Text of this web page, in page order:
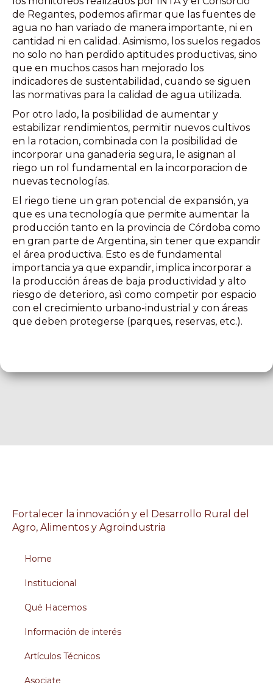
de Regantes, podemos afirmar que las fuentes de
agua no han variado de manera importante, ni en
cantidad ni en calidad. Asimismo, los suelos regados
no solo no han perdido aptitudes productivas, sino
que en muchos casos han mejorado los
indicadores de sustentabilidad, cuando se siguen
las normativas para la calidad de agua utilizada.
Por otro lado, la posibilidad de aumentar y
estabilizar rendimientos, permitir nuevos cultivos
en la rotacion, combinada con la posibilidad de
incorporar una ganaderia segura, le asignan al
riego un rol fundamental en la incorporacion de
nuevas tecnologías.
El riego tiene un gran potencial de expansión, ya
que es una tecnología que permite aumentar la
producción tanto en la provincia de Córdoba como
en gran parte de Argentina, sin tener que expandir
el área productiva. Esto es de fundamental
importancia ya que expandir, implica incorporar a
la producción áreas de baja productividad y alto
riesgo de deterioro, asì como competir por espacio
con el crecimiento urbano-industrial y con áreas
que deben protegerse (parques, reservas, etc.).
Fortalecer la innovación y el Desarrollo Rural del
Agro, Alimentos y Agroindustria
Home
Institucional
Qué Hacemos
Información de interés
Artículos Técnicos
Asociate